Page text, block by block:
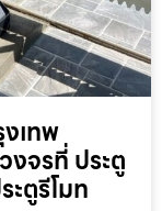
เทพ
งจรที่ ประตู
ะตูรีโมท